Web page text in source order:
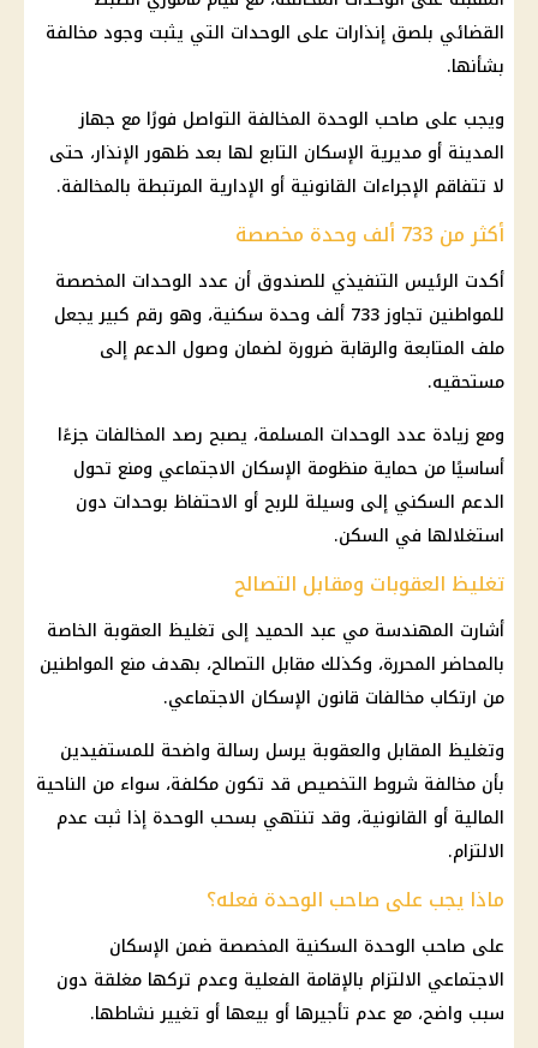
القضائي بلصق إنذارات على الوحدات التي يثبت وجود مخالفة
بشأنها.
ويجب على صاحب الوحدة المخالفة التواصل فورًا مع جهاز
المدينة أو مديرية الإسكان التابع لها بعد ظهور الإنذار، حتى
لا تتفاقم الإجراءات القانونية أو الإدارية المرتبطة بالمخالفة.
أكثر من 733 ألف وحدة مخصصة
أكدت الرئيس التنفيذي للصندوق أن عدد الوحدات المخصصة
للمواطنين تجاوز 733 ألف وحدة سكنية، وهو رقم كبير يجعل
ملف المتابعة والرقابة ضرورة لضمان وصول الدعم إلى
مستحقيه.
ومع زيادة عدد الوحدات المسلمة، يصبح رصد المخالفات جزءًا
أساسيًا من حماية منظومة الإسكان الاجتماعي ومنع تحول
الدعم السكني إلى وسيلة للربح أو الاحتفاظ بوحدات دون
استغلالها في السكن.
تغليظ العقوبات ومقابل التصالح
أشارت المهندسة مي عبد الحميد إلى تغليظ العقوبة الخاصة
بالمحاضر المحررة، وكذلك مقابل التصالح، بهدف منع المواطنين
من ارتكاب مخالفات قانون الإسكان الاجتماعي.
وتغليظ المقابل والعقوبة يرسل رسالة واضحة للمستفيدين
بأن مخالفة شروط التخصيص قد تكون مكلفة، سواء من الناحية
المالية أو القانونية، وقد تنتهي بسحب الوحدة إذا ثبت عدم
الالتزام.
ماذا يجب على صاحب الوحدة فعله؟
على صاحب الوحدة السكنية المخصصة ضمن الإسكان
الاجتماعي الالتزام بالإقامة الفعلية وعدم تركها مغلقة دون
سبب واضح، مع عدم تأجيرها أو بيعها أو تغيير نشاطها.